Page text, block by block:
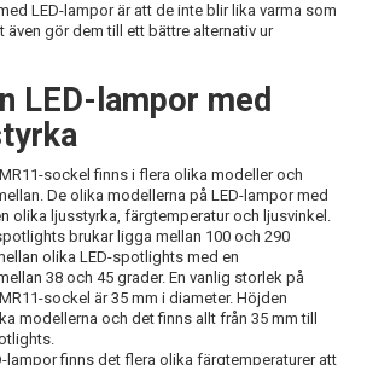
LED-lampor är att de inte blir lika varma som
även gör dem till ett bättre alternativ ur
LED-lampor med
sockel finns i flera olika modeller och
De olika modellerna på LED-lampor med
olika ljusstyrka, färgtemperatur och ljusvinkel.
brukar ligga mellan 100 och 290
olika LED-spotlights med en
38 och 45 grader. En vanlig storlek på
sockel är 35 mm i diameter. Höjden
modellerna och det finns allt från 35 mm till
lampor finns det flera olika färgtemperaturer att